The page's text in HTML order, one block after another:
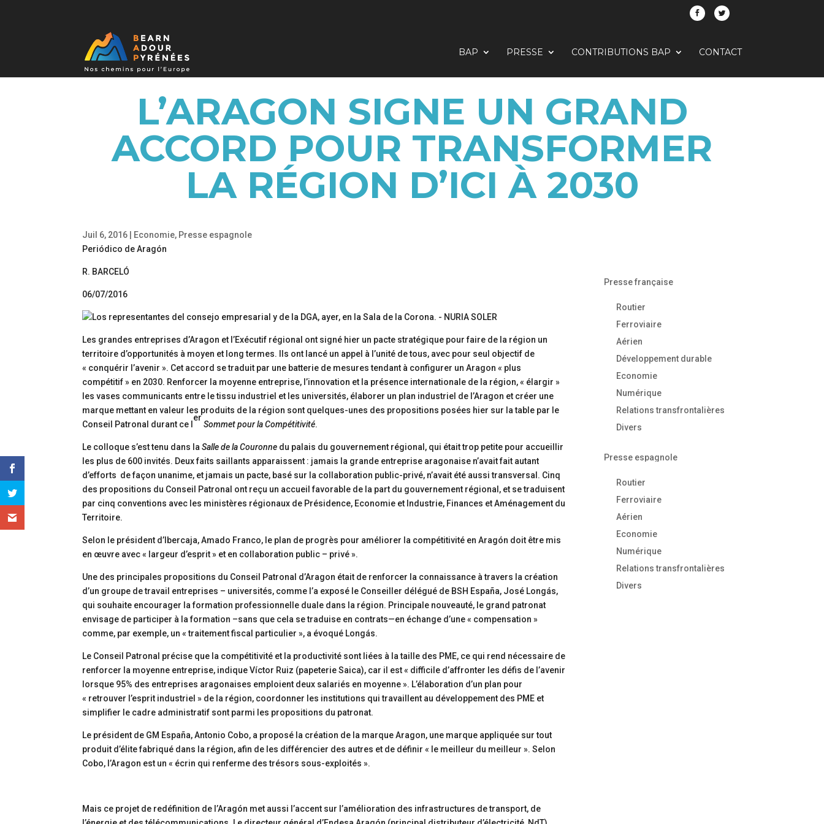
BAP PRESSE CONTRIBUTIONS BAP CONTACT
L’ARAGON SIGNE UN GRAND
ACCORD POUR TRANSFORMER
LA RÉGION D’ICI À 2030
Juil 6, 2016 Economie, Presse espagnole
Periódico de Aragón
R. BARCELÓ
06/07/2016
Les grandes entreprises d’Aragon et l’Exécutif régional ont signé hier un pacte stratégique pour faire de la région un
territoire d’opportunités à moyen et long termes. Ils ont lancé un appel à l’unité de tous, avec pour seul objectif de
« conquérir l’avenir ». Cet accord se traduit par une batterie de mesures tendant à configurer un Aragon « plus
compétitif » en 2030. Renforcer la moyenne entreprise, l’innovation et la présence internationale de la région, « élargir »
les vases communicants entre le tissu industriel et les universités, élaborer un plan industriel de l’Aragon et créer une
marque mettant en valeur les produits de la région sont quelques-unes des propositions posées hier sur la table par le
Conseil Patronal durant ce I
er
Sommet pour la Compétitivité.
Le colloque s’est tenu dans laSalle de la Couronne du palais du gouvernement régional, qui était trop petite pour accueillir
les plus de 600 invités. Deux faits saillants apparaissent : jamais la grande entreprise aragonaise n’avait fait autant
d’efforts de façon unanime, et jamais un pacte, basé sur la collaboration public-privé, n’avait été aussi transversal. Cinq
des propositions du Conseil Patronal ont reçu un accueil favorable de la part du gouvernement régional, et se traduisent
par cinq conventions avec les ministères régionaux de Présidence, Economie et Industrie, Finances et Aménagement du
Territoire.
Selon le président d’Ibercaja, Amado Franco, le plan de progrès pour améliorer la compétitivité en Aragón doit être mis
en œuvre avec « largeur d’esprit » et en collaboration public – privé ».
Une des principales propositions du Conseil Patronal d’Aragon était de renforcer la connaissance à travers la création
d’un groupe de travail entreprises – universités, comme l’a exposé le Conseiller délégué de BSH España, José Longás,
qui souhaite encourager la formation professionnelle duale dans la région. Principale nouveauté, le grand patronat
envisage de participer à la formation –sans que cela se traduise en contrats—en échange d’une « compensation »
comme, par exemple, un « traitement fiscal particulier », a évoqué Longás.
Le Conseil Patronal précise que la compétitivité et la productivité sont liées à la taille des PME, ce qui rend nécessaire de
renforcer la moyenne entreprise, indique Víctor Ruiz (papeterie Saica), car il est « difficile d’affronter les défis de l’avenir
lorsque 95% des entreprises aragonaises emploient deux salariés en moyenne ». L’élaboration d’un plan pour
« retrouver l’esprit industriel » de la région, coordonner les institutions qui travaillent au développement des PME et
simplifier le cadre administratif sont parmi les propositions du patronat.
Le président de GM España, Antonio Cobo, a proposé la création de la marque Aragon, une marque appliquée sur tout
produit d’élite fabriqué dans la région, afin de les différencier des autres et de définir « le meilleur du meilleur ». Selon
Cobo, l’Aragon est un « écrin qui renferme des trésors sous-exploités ».
Mais ce projet de redéfinition de l’Aragón met aussi l’accent sur l’amélioration des infrastructures de transport, de
Presse française
Routier
Ferroviaire
Aérien
Développement durable
Economie
Numérique
Relations transfrontalières
Divers
Presse espagnole
Routier
Ferroviaire
Aérien
Economie
Numérique
Relations transfrontalières
Divers